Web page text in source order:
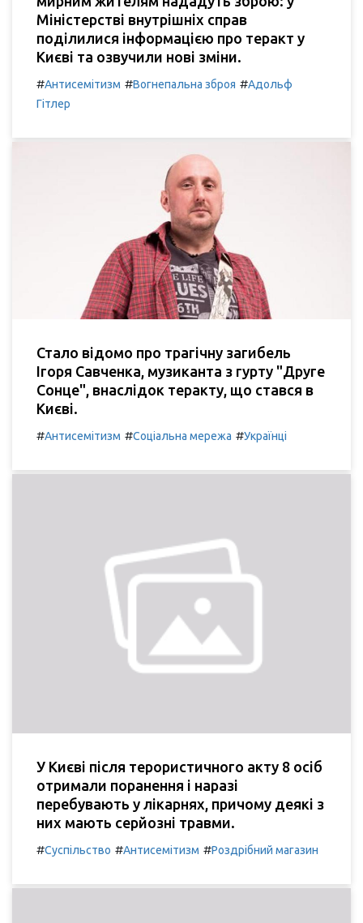
Міністерстві внутрішніх справ
поділилися інформацією про теракт у
Києві та озвучили нові зміни.
#Антисемітизм #Вогнепальна зброя #Адольф
Гітлер
Стало відомо про трагічну загибель
Ігоря Савченка, музиканта з гурту "Друге
Сонце", внаслідок теракту, що стався в
Києві.
#Антисемітизм #Соціальна мережа #Українці
У Києві після терористичного акту 8 осіб
отримали поранення і наразі
перебувають у лікарнях, причому деякі з
них мають серйозні травми.
#Суспільство #Антисемітизм #Роздрібний магазин